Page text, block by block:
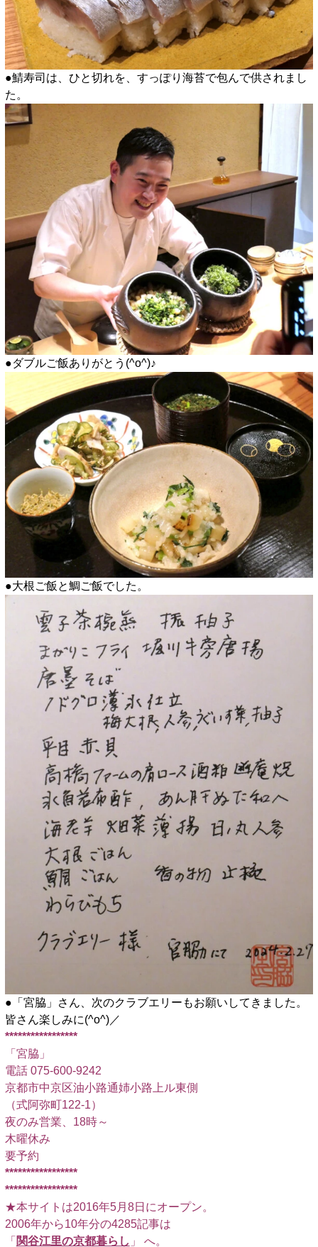
●鯖寿司は、ひと切れを、すっぽり海苔で包んで供されまし
た。
●ダブルご飯ありがとう(^o^)♪
●大根ご飯と鯛ご飯でした。
●「宮脇」さん、次のクラブエリーもお願いしてきました。
皆さん楽しみに(^o^)／
*****************
「宮脇」
電話 075-600-9242
京都市中京区油小路通姉小路上ル東側
（式阿弥町122-1）
夜のみ営業、18時～
木曜休み
要予約
*****************
*****************
★本サイトは2016年5月8日にオープン。
2006年から10年分の4285記事は
「 関谷江里の京都暮らし 」 へ。